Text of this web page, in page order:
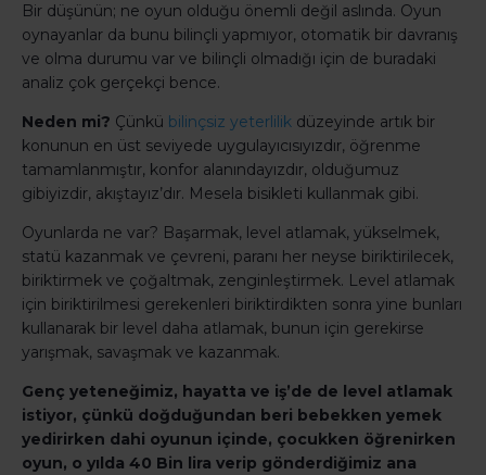
Bir düşünün; ne oyun olduğu önemli değil aslında. Oyun
oynayanlar da bunu bilinçli yapmıyor, otomatik bir davranış
ve olma durumu var ve bilinçli olmadığı için de buradaki
analiz çok gerçekçi bence.
Neden mi? Çünkü bilinçsiz yeterlilik düzeyinde artık bir
konunun en üst seviyede uygulayıcısıyızdır, öğrenme
tamamlanmıştır, konfor alanındayızdır, olduğumuz
gibiyizdir, akıştayız’dır. Mesela bisikleti kullanmak gibi.
Oyunlarda ne var? Başarmak, level atlamak, yükselmek,
statü kazanmak ve çevreni, paranı her neyse biriktirilecek,
biriktirmek ve çoğaltmak, zenginleştirmek. Level atlamak
için biriktirilmesi gerekenleri biriktirdikten sonra yine bunları
kullanarak bir level daha atlamak, bunun için gerekirse
yarışmak, savaşmak ve kazanmak.
Genç yeteneğimiz, hayatta ve iş’de de level atlamak
istiyor, çünkü doğduğundan beri bebekken yemek
yedirirken dahi oyunun içinde, çocukken öğrenirken
oyun, o yılda 40 Bin lira verip gönderdiğimiz ana